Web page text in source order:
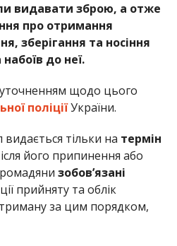
видавати зброю, а отже
про отримання
зберігання та носіння
до неї.
уточненням щодо цього
поліціїУкраїни.
тільки на термін
його припинення або
зобов’язані
прийняту та облік
за цим порядком,